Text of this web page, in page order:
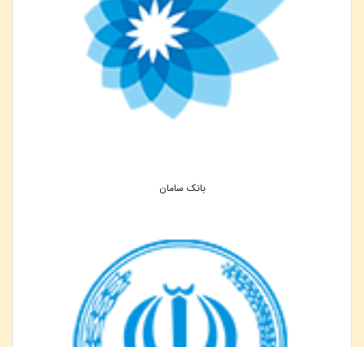
بانک سامان